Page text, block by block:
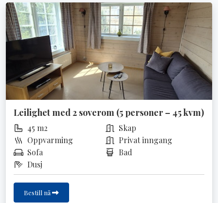
Leilighet med 2 soverom (5 personer – 45 kvm)
45 m2
Skap
Oppvarming
Privat inngang
Sofa
Bad
Dusj
Bestill nå